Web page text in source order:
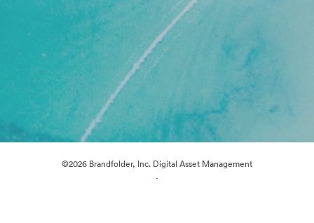
©2026 Brandfolder, Inc. Digital Asset Management
·